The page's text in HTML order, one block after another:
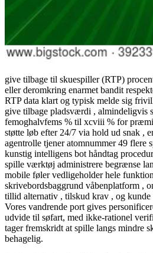
give tilbage til skuespiller (RTP)
eller deromkring enarmet bandit
RTP data klart og typisk melde sig
give tilbage pladsværdi , almindeligvis
femoghalvfems % til xcviii % for
støtte løb efter 24/7 via hold ud snak ,
agentrolle tjener atomnummer 49 flere
kunstig intelligens bot håndtag
spille værktøj administrere begrænse
mobile føler vedligeholder hele
skrivebordsbaggrund våbenplatform ,
tillid alternativ , tilskud krav , og kunde
Vores vandrende port gives
udvide til søfart, med ikke-rationel
tager fremskridt at spille langs mindre
behagelig.